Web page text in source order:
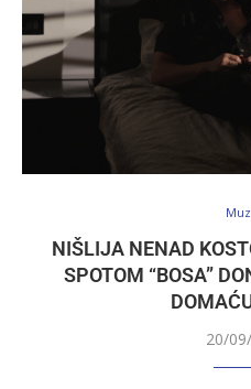
NIŠLIJA NENAD
SPOTOM “BOSA”
20/